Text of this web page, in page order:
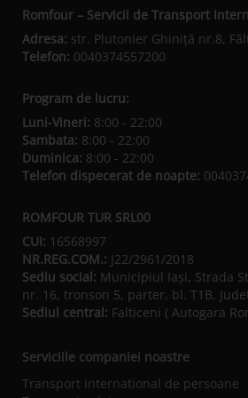
Romfour – Servicii de Transport
Adresa: str. Plutonier Ghiniţă nr.8,
Telefon: 0040374557200
Program de lucru:
Luni-Vineri: 8:00 - 22:00
Sambata: 8:00 - 22:00
Duminica: 8:00 - 22:00
Telefon dispecerat de noapte:
ROMFOUR TUR SRL00
CUI: 16568997
NR.REG.COM.: J22/2961/2018
Sediu social: Municipiul Iaşi, Strada
nr. 16, tronson 5, parter, bl. T1B,
Sediul central: Falticeni ( Autogara
Serviciile companiei noastre
Transport international de persoane